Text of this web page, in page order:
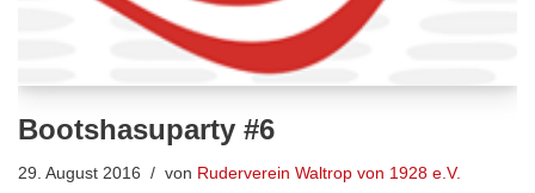
Bootshasuparty #6
29. August 2016 von Ruderverein Waltrop von 1928 e.V.